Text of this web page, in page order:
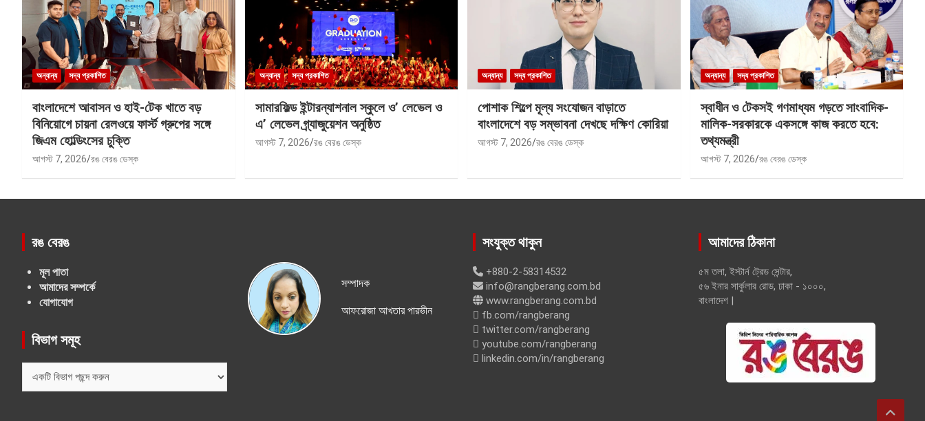
অন্যান্য সদ্য প্রকাশিত
বাংলাদেশে আবাসন ও হাই-টেক খাতে বড়
বিনিয়োগে চায়না রেলওয়ে ফার্স্ট গ্রুপের সঙ্গে
জিএম হোল্ডিংসের চুক্তি
আগস্ট 7, 2026 রঙ বেরঙ ডেস্ক
অন্যান্য সদ্য প্রকাশিত
সামারফিল্ড ইন্টারন্যাশনাল স্কুলে ও’ লেভেল ও
এ’ লেভেল গ্র্যাজুয়েশন অনুষ্ঠিত
আগস্ট 7, 2026 রঙ বেরঙ ডেস্ক
অন্যান্য সদ্য প্রকাশিত
পোশাক শিল্পে মূল্য সংযোজন বাড়াতে
বাংলাদেশে বড় সম্ভাবনা দেখছে দক্ষিণ কোরিয়া
আগস্ট 7, 2026 রঙ বেরঙ ডেস্ক
অন্যান্য সদ্য প্রকাশিত
স্বাধীন ও টেকসই গণমাধ্যম গড়তে সাংবাদিক-
মালিক-সরকারকে একসঙ্গে কাজ করতে হবে:
তথ্যমন্ত্রী
আগস্ট 7, 2026 রঙ বেরঙ ডেস্ক
রঙ বেরঙ
মূল পাতা
আমাদের সম্পর্কে
যোগাযোগ
বিভাগ সমূহ
সমূহ
সম্পাদক
আফরোজা আখতার পারভীন
সংযুক্ত থাকুন
+880-2-58314532
info@rangberang.com.bd
www.rangberang.com.bd
fb.com/rangberang
twitter.com/rangberang
youtube.com/rangberang
linkedin.com/in/rangberang
আমাদের ঠিকানা
৫ম তলা, ইস্টার্ন ট্রেড সেন্টার,
৫৬ ইনার সার্কুলার রোড, ঢাকা - ১০০০,
বাংলাদেশ |